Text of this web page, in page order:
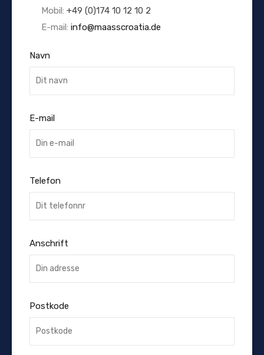
Mobil: +49 (0)174 10 12 10 2
E-mail: info@maasscroatia.de
Navn
E-mail
Telefon
Anschrift
Postkode